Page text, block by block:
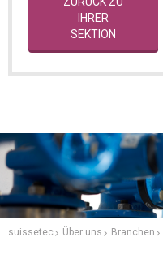
IHRER
SEKTION
suissetec Über uns Branchen